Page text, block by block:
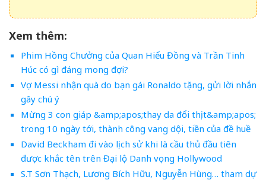
Xem thêm:
Phim Hồng Chưởng của Quan Hiểu Đồng và Trần Tinh
Húc có gì đáng mong đợi?
Vợ Messi nhận quà do bạn gái Ronaldo tặng, gửi lời nhắn
gây chú ý
Mừng 3 con giáp &amp;apos;thay da đổi thịt&amp;apos;
trong 10 ngày tới, thành công vang dội, tiền của đề huề
David Beckham đi vào lịch sử khi là cầu thủ đầu tiên
được khắc tên trên Đại lộ Danh vọng Hollywood
S.T Sơn Thạch, Lương Bích Hữu, Nguyễn Hùng… tham dự